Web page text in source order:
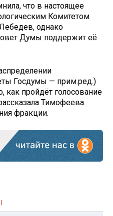
что в настоящее
Комитетом
однако
Думы поддержит её
Госдумы — прим.ред.)
как пройдёт голосование
Тимофеева
фракции.